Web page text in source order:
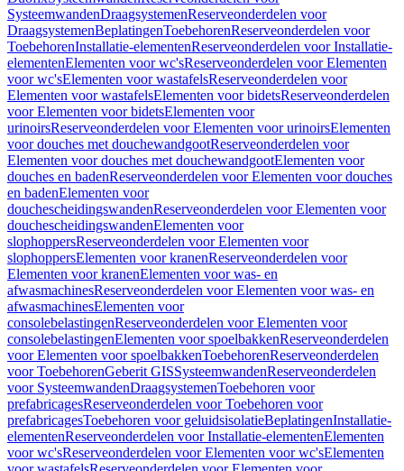
SysteemwandenDraagsystemenReserveonderdelen voor
DraagsystemenBeplatingenToebehorenReserveonderdelen voor
ToebehorenInstallatie-elementenReserveonderdelen voor Installatie-
elementenElementen voor wc'sReserveonderdelen voor Elementen
voor wc'sElementen voor wastafelsReserveonderdelen voor
Elementen voor wastafelsElementen voor bidetsReserveonderdelen
voor Elementen voor bidetsElementen voor
urinoirsReserveonderdelen voor Elementen voor urinoirsElementen
voor douches met douchewandgootReserveonderdelen voor
Elementen voor douches met douchewandgootElementen voor
douches en badenReserveonderdelen voor Elementen voor douches
en badenElementen voor
douchescheidingswandenReserveonderdelen voor Elementen voor
douchescheidingswandenElementen voor
slophoppersReserveonderdelen voor Elementen voor
slophoppersElementen voor kranenReserveonderdelen voor
Elementen voor kranenElementen voor was- en
afwasmachinesReserveonderdelen voor Elementen voor was- en
afwasmachinesElementen voor
consolebelastingenReserveonderdelen voor Elementen voor
consolebelastingenElementen voor spoelbakkenReserveonderdelen
voor Elementen voor spoelbakkenToebehorenReserveonderdelen
voor ToebehorenGeberit GISSysteemwandenReserveonderdelen
voor SysteemwandenDraagsystemenToebehoren voor
prefabricagesReserveonderdelen voor Toebehoren voor
prefabricagesToebehoren voor geluidsisolatieBeplatingenInstallatie-
elementenReserveonderdelen voor Installatie-elementenElementen
voor wc'sReserveonderdelen voor Elementen voor wc'sElementen